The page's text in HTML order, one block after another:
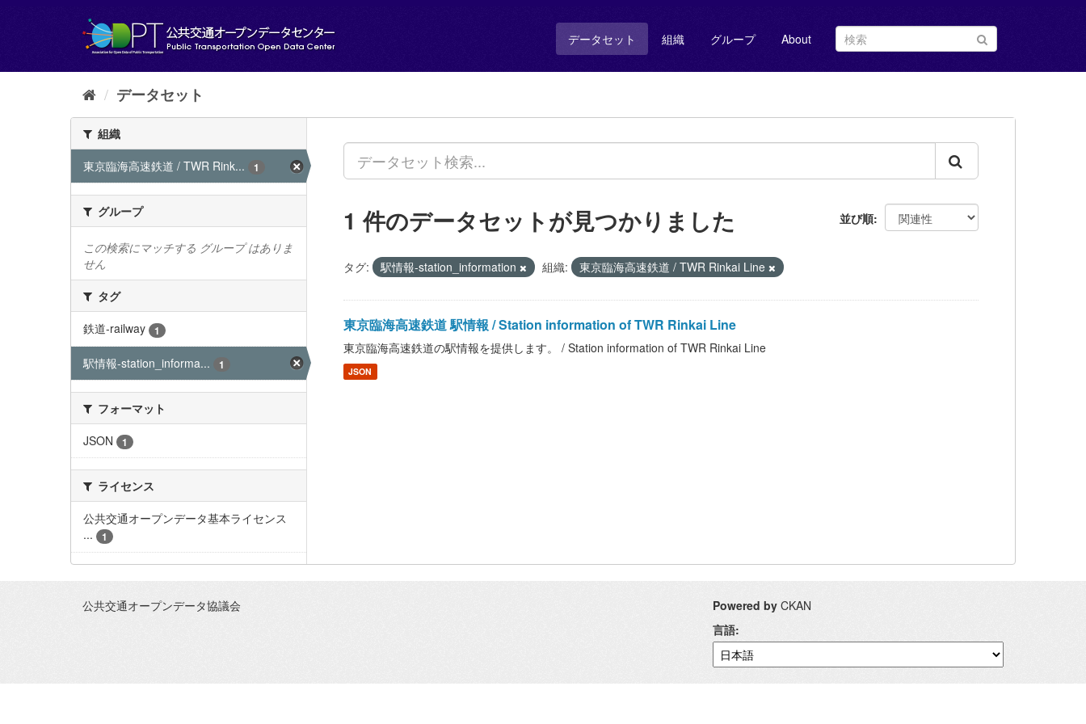
し
データセット 組織 グループ About
データセット
組織
東京臨海高速鉄道 / TWR Rink...
1
グループ
この検索にマッチする グループ はありま
せん
タグ
鉄道-railway
1
駅情報-station_informa... 1
フォーマット
JSON
1
ライセンス
公共交通オープンデータ基本ライセンス
...
1
並び順
1 件のデータセットが見つかりました
タグ: 駅情報-station_information 組織: 東京臨海高速鉄道 / TWR Rinkai Line
東京臨海高速鉄道 駅情報 / Station information of TWR Rinkai Line
東京臨海高速鉄道の駅情報を提供します。 / Station information of TWR Rinkai Line
JSON
公共交通オープンデータ協議会 Powered by CKAN
言語